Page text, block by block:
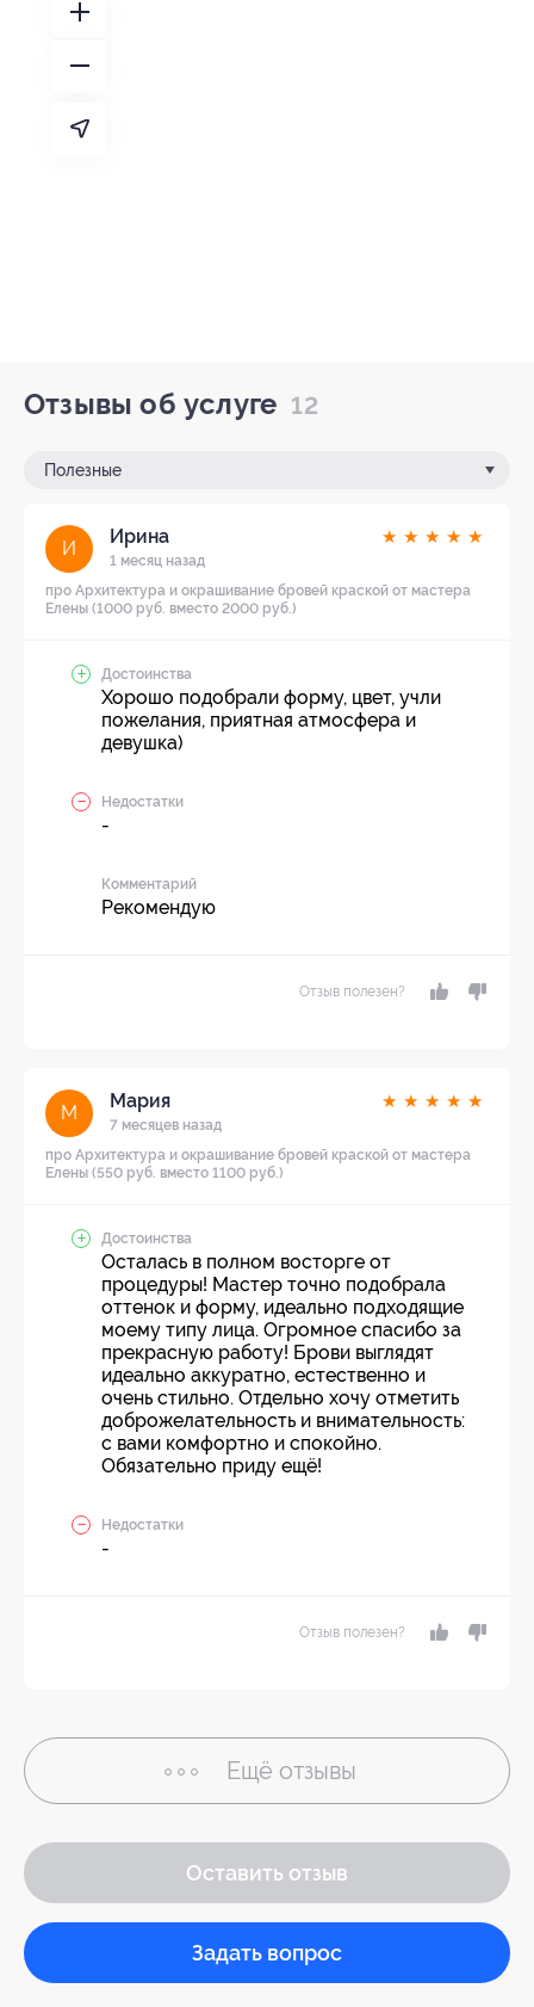
Отзывы об услуге 12
Полезные
И
Ирина
1 месяц назад
★ ★ ★ ★ ★
про Архитектура и окрашивание бровей краской от мастера
Елены (1000 руб. вместо 2000 руб.)
Достоинства
Хорошо подобрали форму, цвет, учли
пожелания, приятная атмосфера и
девушка)
Недостатки
-
Комментарий
Рекомендую
Отзыв полезен?
М
Мария
7 месяцев назад
★ ★ ★ ★ ★
про Архитектура и окрашивание бровей краской от мастера
Елены (550 руб. вместо 1100 руб.)
Достоинства
Осталась в полном восторге от
процедуры! Мастер точно подобрала
оттенок и форму, идеально подходящие
моему типу лица. Огромное спасибо за
прекрасную работу! Брови выглядят
идеально аккуратно, естественно и
очень стильно. Отдельно хочу отметить
доброжелательность и внимательность:
с вами комфортно и спокойно.
Обязательно приду ещё!
Недостатки
-
Отзыв полезен?
Ещё отзывы
Оставить отзыв
Задать вопрос